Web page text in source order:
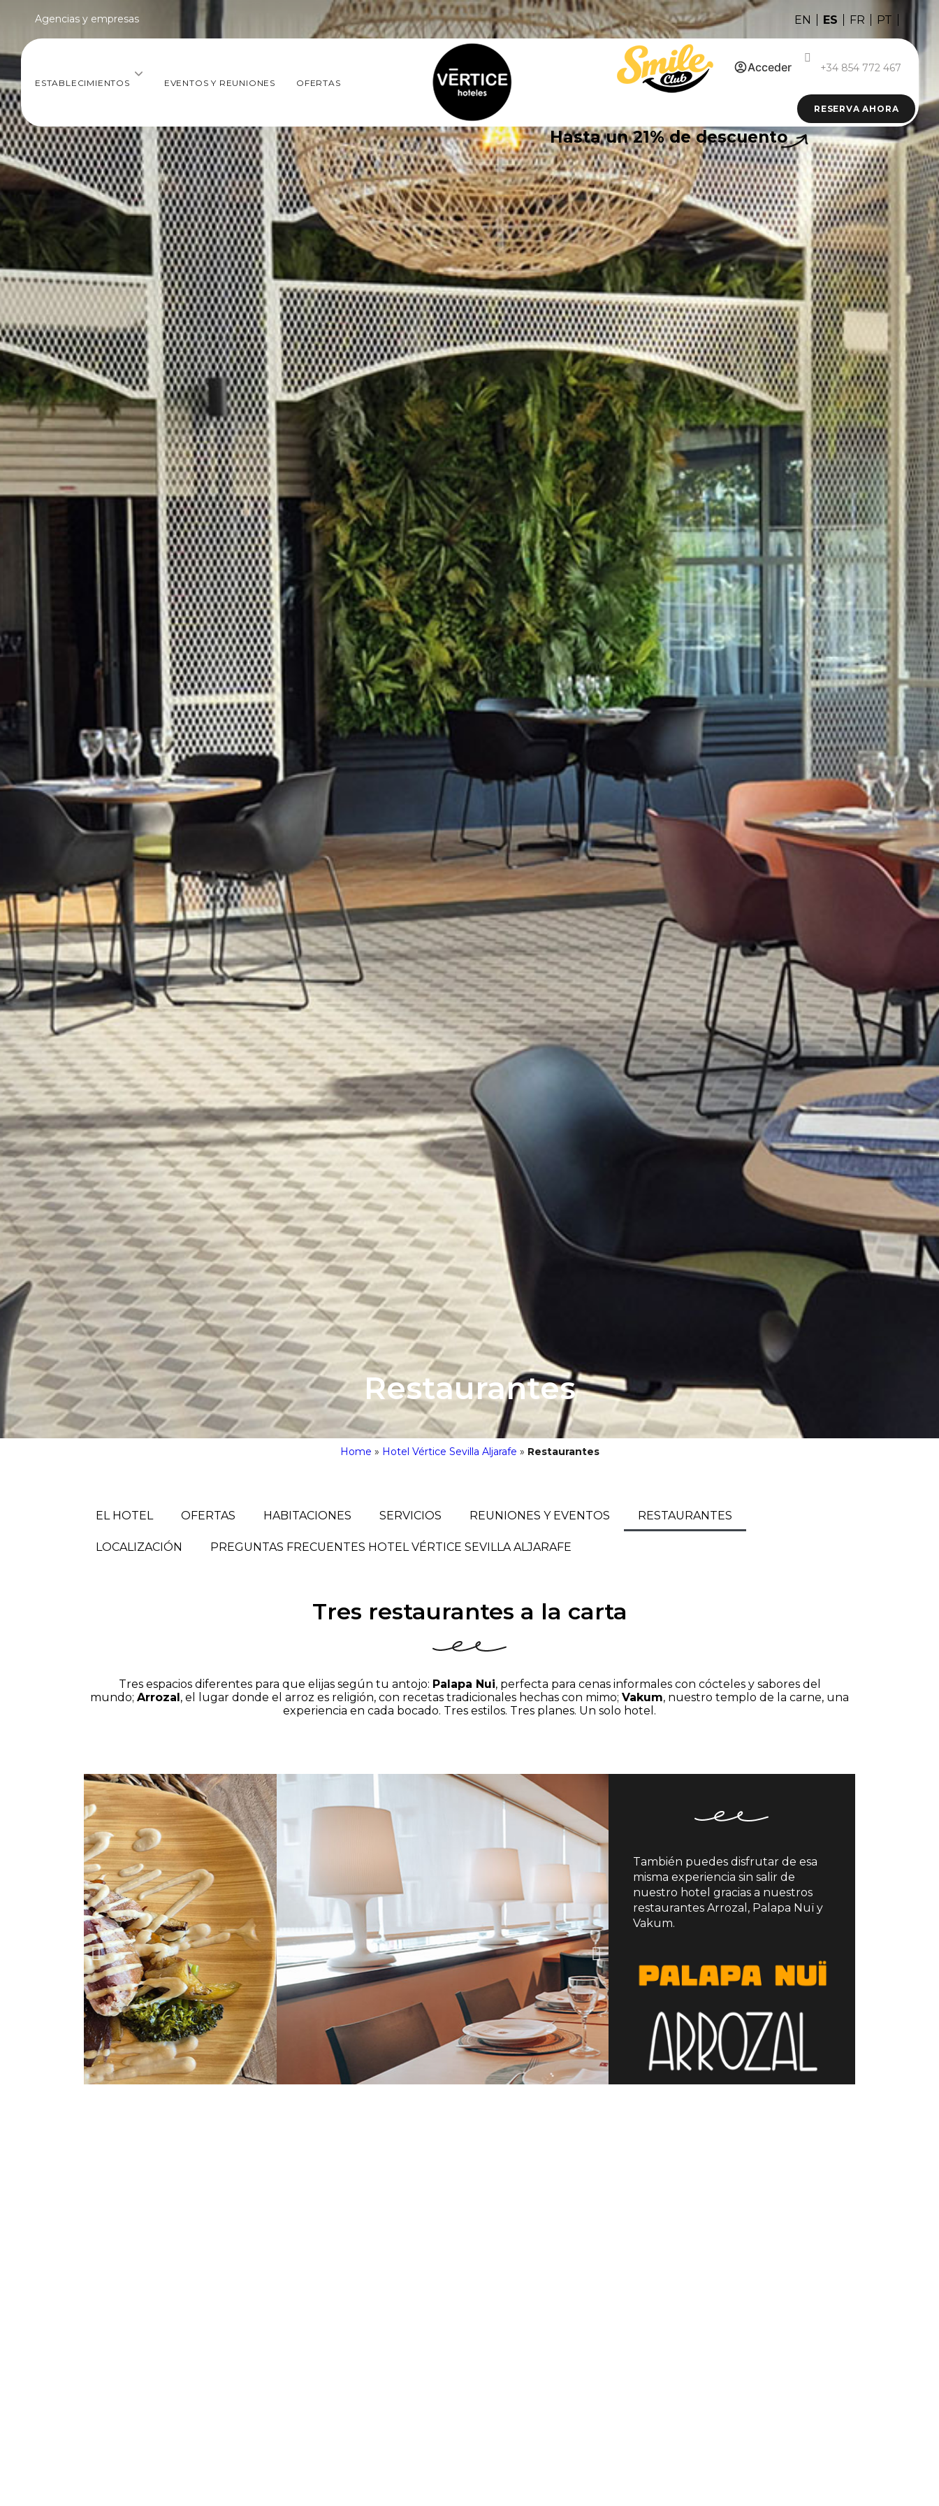
Agencias y empresas EN ES FR PT
ESTABLECIMIENTOS EVENTOS Y REUNIONES OFERTAS
Acceder +34 854 772 467
RESERVA AHORA
Hasta un21%de descuento
Restaurantes
Home » Hotel Vértice Sevilla Aljarafe » Restaurantes
EL HOTEL OFERTAS HABITACIONES SERVICIOS REUNIONES Y EVENTOS RESTAURANTES
LOCALIZACIÓN PREGUNTAS FRECUENTES HOTEL VÉRTICE SEVILLA ALJARAFE
Tres restaurantes a la carta
Tres espacios diferentes para que elijas según tu antojo: Palapa Nui, perfecta para cenas informales con cócteles y sabores del
mundo; Arrozal, el lugar donde el arroz es religión, con recetas tradicionales hechas con mimo; Vakum, nuestro templo de la carne, una
experiencia en cada bocado. Tres estilos. Tres planes. Un solo hotel.
Arrozal
Arroces caldosos, melosos y secos, servidos en
nuestros dos restaurantes de Sevilla
Restaurante
También puedes disfrutar de esa
misma experiencia sin salir de
nuestro hotel gracias a nuestros
restaurantes Arrozal, Palapa Nuï y
Vakum.